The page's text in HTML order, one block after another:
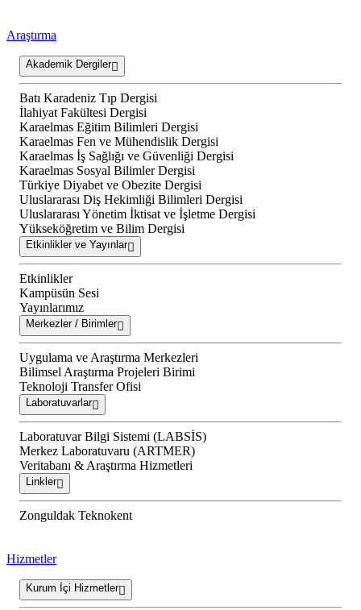
Araştırma
Akademik Dergiler
Batı Karadeniz Tıp Dergisi
İlahiyat Fakültesi Dergisi
Karaelmas Eğitim Bilimleri Dergisi
Karaelmas Fen ve Mühendislik Dergisi
Karaelmas İş Sağlığı ve Güvenliği Dergisi
Karaelmas Sosyal Bilimler Dergisi
Türkiye Diyabet ve Obezite Dergisi
Uluslararası Diş Hekimliği Bilimleri Dergisi
Uluslararası Yönetim İktisat ve İşletme Dergisi
Yükseköğretim ve Bilim Dergisi
Etkinlikler ve Yayınlar
Etkinlikler
Kampüsün Sesi
Yayınlarımız
Merkezler / Birimler
Uygulama ve Araştırma Merkezleri
Bilimsel Araştırma Projeleri Birimi
Teknoloji Transfer Ofisi
Laboratuvarlar
Laboratuvar Bilgi Sistemi (LABSİS)
Merkez Laboratuvaru (ARTMER)
Veritabanı & Araştırma Hizmetleri
Linkler
Zonguldak Teknokent
Hizmetler
Kurum İçi Hizmetler